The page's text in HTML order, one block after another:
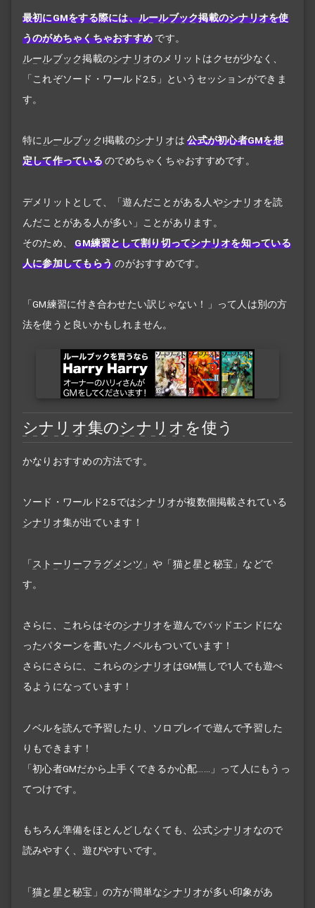
最初にGMをする際には、ルールブック掲載のシナリオを使
うのがめちゃくちゃおすすめ です。
ルールブック掲載のシナリオのメリットはクセが少なく、
「これぞソード・ワールド2.5」というセッションができま
す。
特に ルールブックI掲載のシナリオは 公式が初心者GMを想
定して作っている のでめちゃくちゃおすすめです。
デメリットとして、「遊んだことがある人やシナリオを読
んだことがある人が多い」ことがあります。
そのため、
GM練習として割り切ってシナリオを知っている
人に参加してもらう のがおすすめです。
「GM練習に付き合わせたい訳じゃない！」って人は別の方
法を使うと良いかもしれません。
シナリオ集のシナリオ を使う
かなりおすすめの方法です。
ソード・ワールド2.5ではシナリオが複数個掲載されている
シナリオ集が出ています！
「 ストーリーフラグメンツ 」や「 猫と星と秘宝 」などで
す。
さらに、これらはそのシナリオを遊んでバッドエンドにな
ったパターンを書いたノベルもついています！
さらにさらに、これらのシナリオはGM無しで1人でも遊べ
るようになっています！
ノベルを読んで予習したり、ソロプレイで遊んで予習した
りもできます！
「初心者GMだから上手くできるか心配……」って人にもうっ
てつけです。
もちろん準備をほとんどしなくても、公式シナリオなので
読みやすく、遊びやすいです。
「猫と星と秘宝 」の方が簡単なシナリオが多い印象があ